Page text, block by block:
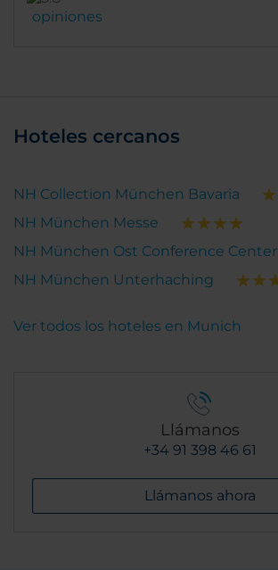
opiniones
Hoteles cercanos
NH Collection München Bavaria
NH München Messe
NH München Ost Conference Center
NH München Unterhaching
Ver todos los hoteles en Munich
Llámanos
+34 91 398 46 61
Llámanos ahora